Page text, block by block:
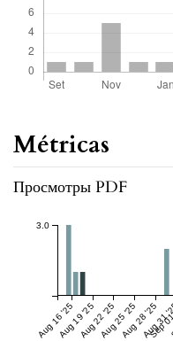
Métricas
Просмотры PDF
Aug 16 '25
Aug 19 '25Aug 22 '25Aug 25 '25Aug 28 '25
AugSep
3.0